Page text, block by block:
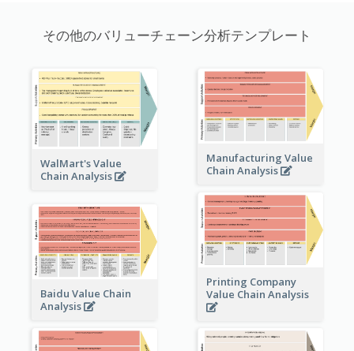
その他のバリューチェーン分析テンプレート
WalMart's Value
Chain Analysis
Manufacturing Value
Chain Analysis
Printing Company
Value Chain Analysis
Baidu Value Chain
Analysis